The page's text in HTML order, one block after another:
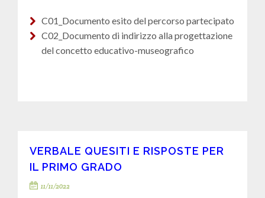
C01_Documento esito del percorso partecipato
C02_Documento di indirizzo alla progettazione
del concetto educativo-museografico
VERBALE QUESITI E RISPOSTE PER
IL PRIMO GRADO
11/11/2022